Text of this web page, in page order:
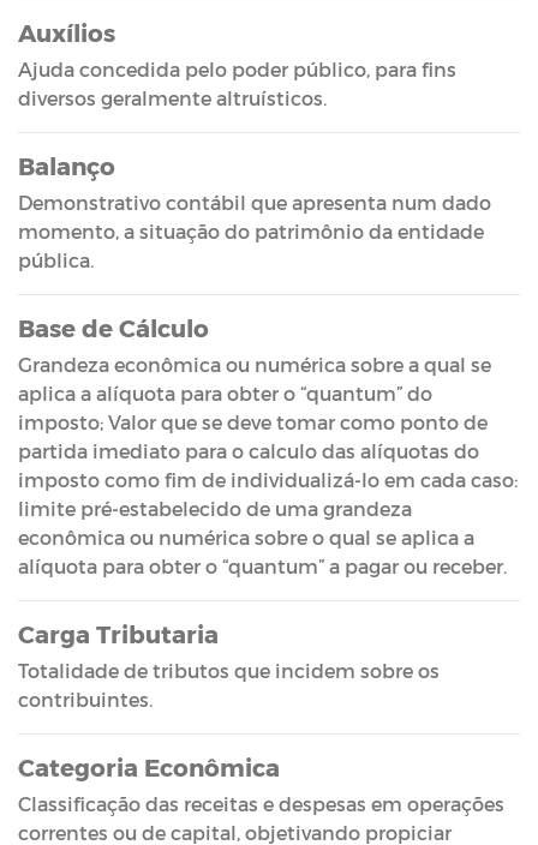
Auxílios
Ajuda concedida pelo poder público, para fins
diversos geralmente altruísticos.
Balanço
Demonstrativo contábil que apresenta num dado
momento, a situação do patrimônio da entidade
pública.
Base de Cálculo
Grandeza econômica ou numérica sobre a qual se
aplica a alíquota para obter o “quantum” do
imposto; Valor que se deve tomar como ponto de
partida imediato para o calculo das alíquotas do
imposto como fim de individualizá-lo em cada caso:
limite pré-estabelecido de uma grandeza
econômica ou numérica sobre o qual se aplica a
alíquota para obter o “quantum” a pagar ou receber.
Carga Tributaria
Totalidade de tributos que incidem sobre os
contribuintes.
Categoria Econômica
Classificação das receitas e despesas em operações
correntes ou de capital, objetivando propiciar